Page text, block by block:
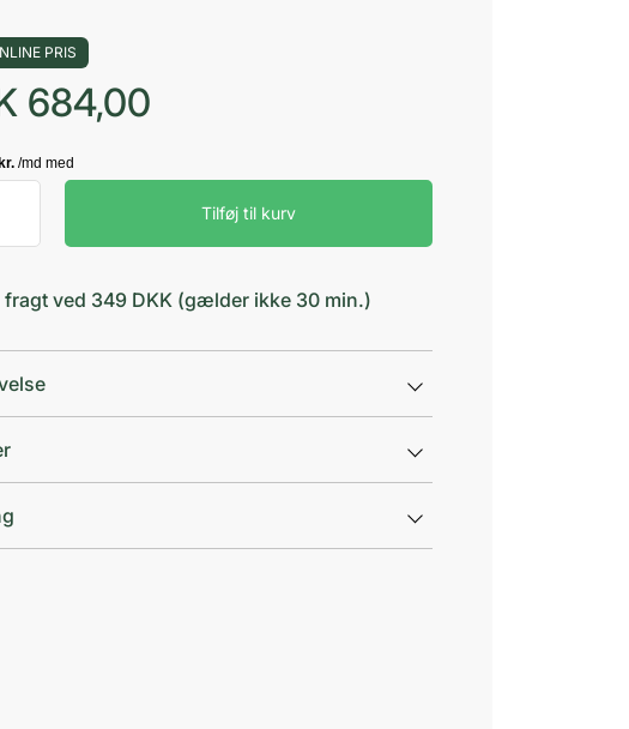
PRIS
684,00
Tilføj til kurv
fragt ved 349 DKK (gælder ikke 30 min.)